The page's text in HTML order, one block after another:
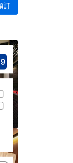
訂
分數8.9分
評比很棒